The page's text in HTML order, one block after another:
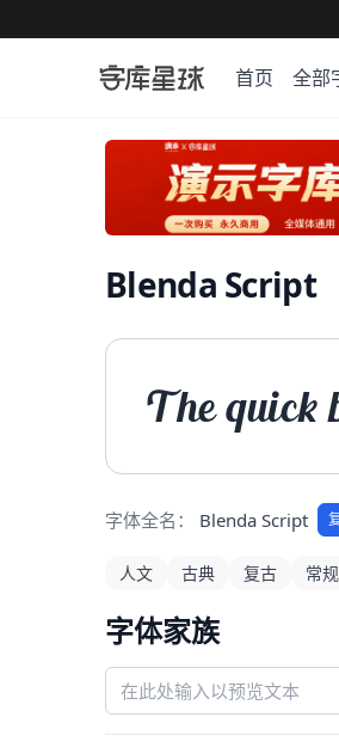
首页 全部
Blenda Script
The quick
字体全名： Blenda Script
人文 古典 复古 常规
字体家族